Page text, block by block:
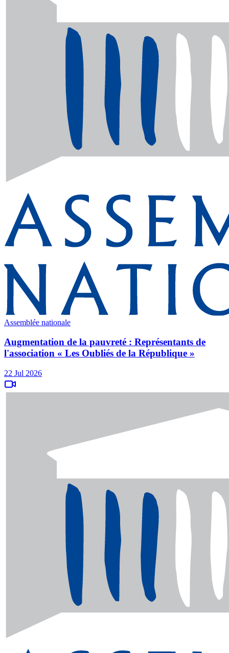
Assemblée nationale
Augmentation de la pauvreté : Représentants de
l'association « Les Oubliés de la République »
22 Jul 2026